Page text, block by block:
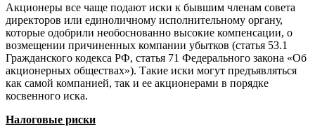
Акционеры все чаще подают иски к бывшим членам совета
директоров или единоличному исполнительному органу,
которые одобрили необоснованно высокие компенсации, о
возмещении причиненных компании убытков (статья 53.1
Гражданского кодекса РФ, статья 71 Федерального закона «Об
акционерных обществах»). Такие иски могут предъявляться
как самой компанией, так и ее акционерами в порядке
косвенного иска.
Налоговые риски